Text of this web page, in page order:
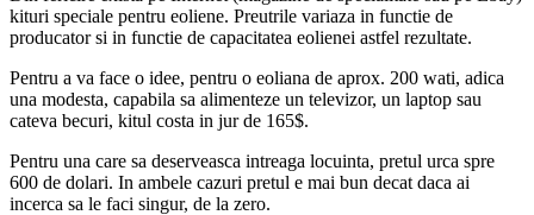
kituri speciale pentru eoliene. Preutrile variaza in functie de
producator si in functie de capacitatea eolienei astfel rezultate.
Pentru a va face o idee, pentru o eoliana de aprox. 200 wati, adica
una modesta, capabila sa alimenteze un televizor, un laptop sau
cateva becuri, kitul costa in jur de 165$.
Pentru una care sa deserveasca intreaga locuinta, pretul urca spre
600 de dolari. In ambele cazuri pretul e mai bun decat daca ai
incerca sa le faci singur, de la zero.